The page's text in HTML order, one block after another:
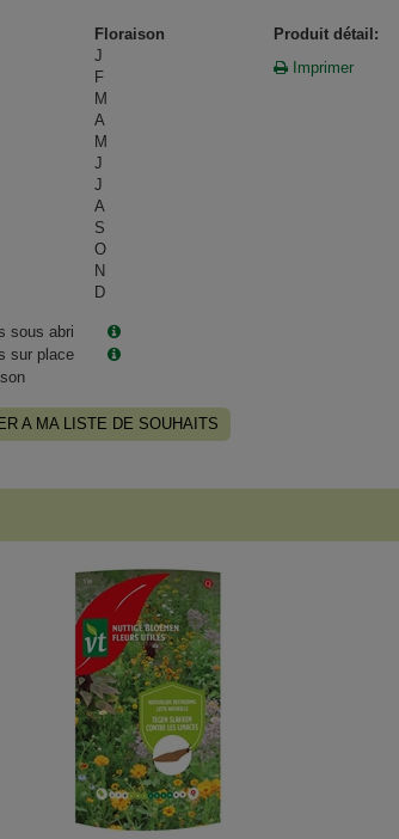
Floraison
J
F
M
A
M
J
J
A
S
O
N
D
sous abri
sur place
A MA LISTE DE SOUHAITS
Produit détail:
Imprimer